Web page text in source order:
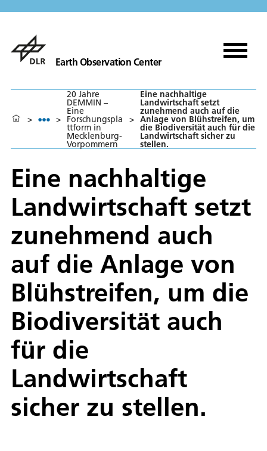
Earth Observation Center
> >
20 Jahre
DEMMIN –
Eine
Forschungspla
ttform in
Mecklenburg-
Vorpommern
>
Eine nachhaltige
Landwirtschaft setzt
zunehmend auch auf die
Anlage von Blühstreifen, um
die Biodiversität auch für die
Landwirtschaft sicher zu
stellen.
Eine nachhaltige
Landwirtschaft setzt
zunehmend auch
auf die Anlage von
Blühstreifen, um die
Biodiversität auch
für die
Landwirtschaft
sicher zu stellen.